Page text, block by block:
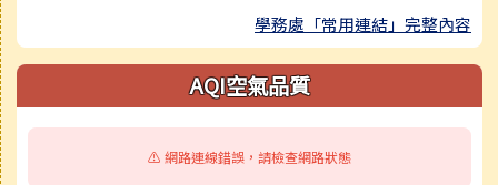
學務處「常用連結」完整內容
AQI空氣品質
⚠️ 網路連線錯誤，請檢查網路狀態